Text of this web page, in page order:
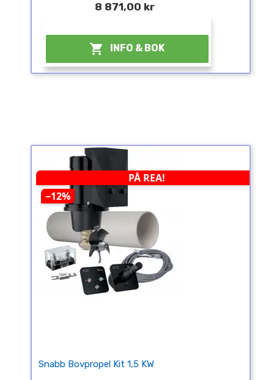
8 871,00 kr
 INFO & BOK
PÅ REA!
−12%
Snabb Bovpropel Kit 1,5 KW